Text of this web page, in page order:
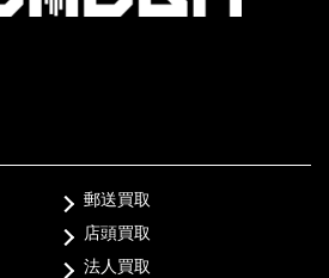
郵送買取
店頭買取
法人買取